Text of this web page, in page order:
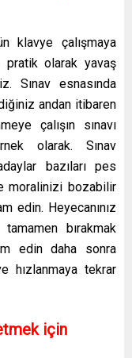
klavye çalışmaya
pratik olarak yavaş
Sınav esnasında
andan itibaren
çalışın sınavı
olarak. Sınav
bazıları pes
moralinizi bozabilir
edin. Heyecanınız
bırakmak
edin daha sonra
hızlanmaya tekrar
için